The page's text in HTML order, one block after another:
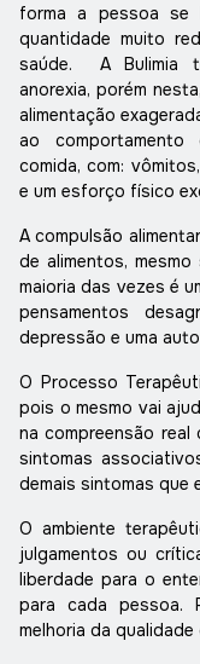
forma a pessoa se
quantidade muito
saúde.
A Bulimia
anorexia, porém
alimentação
ao
comida, com:
e um esforço físico
A compulsão
de alimentos,
maioria das vezes é
pensamentos
depressão e uma
O Processo
pois o mesmo vai
na compreensão real
sintomas
demais sintomas
O ambiente
julgamentos ou
liberdade para o
para cada pessoa.
melhoria da qualidade